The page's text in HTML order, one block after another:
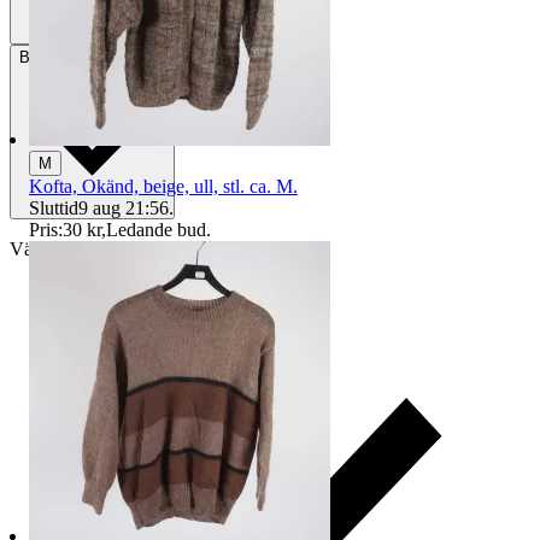
Betalning Via Tradera
Välj till köparskydd
M
Kofta, Okänd, beige, ull, stl. ca. M.
Sluttid9 aug 21:56.
Pris:30 kr,Ledande bud.